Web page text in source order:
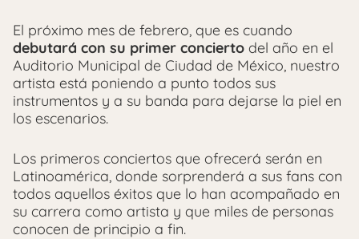
El próximo mes de febrero, que es cuando
debutará con su primer concierto del año en el
Auditorio Municipal de Ciudad de México, nuestro
artista está poniendo a punto todos sus
instrumentos y a su banda para dejarse la piel en
los escenarios.
Los primeros conciertos que ofrecerá serán en
Latinoamérica, donde sorprenderá a sus fans con
todos aquellos éxitos que lo han acompañado en
su carrera como artista y que miles de personas
conocen de principio a fin.